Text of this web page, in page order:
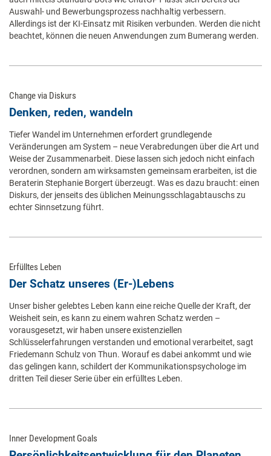
Auswahl- und Bewerbungsprozess nachhaltig verbessern.
Allerdings ist der KI-Einsatz mit Risiken verbunden. Werden die nicht
beachtet, können die neuen Anwendungen zum Bumerang werden.
Change via Diskurs
Denken, reden, wandeln
Tiefer Wandel im Unternehmen erfordert grundlegende
Veränderungen am System – neue Verabredungen über die Art und
Weise der Zusammenarbeit. Diese lassen sich jedoch nicht einfach
verordnen, sondern am wirksamsten gemeinsam erarbeiten, ist die
Beraterin Stephanie Borgert überzeugt. Was es dazu braucht: einen
Diskurs, der jenseits des üblichen Meinungsschlagabtauschs zu
echter Sinnsetzung führt.
Erfülltes Leben
Der Schatz unseres (Er-)Lebens
Unser bisher gelebtes Leben kann eine reiche Quelle der Kraft, der
Weisheit sein, es kann zu einem wahren Schatz werden –
vorausgesetzt, wir haben unsere existenziellen
Schlüsselerfahrungen verstanden und emotional verarbeitet, sagt
Friedemann Schulz von Thun. Worauf es dabei ankommt und wie
das gelingen kann, schildert der Kommunikationspsychologe im
dritten Teil dieser Serie über ein erfülltes Leben.
Inner Development Goals